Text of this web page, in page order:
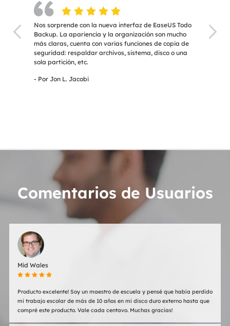
     
Nos sorprende con la nueva interfaz de EaseUS Todo
Backup. La apariencia y la organización son mucho
más claras, cuenta con varias funciones de copia de
seguridad: respaldar archivos, sistema, disco o una
sola partición, etc.
- Por Jon L. Jacobi
Es
 
Comentarios de Usuarios
Mid Wales
    
Producto excelente! Soy un maestro de escuela y pensé que había perdido
mi trabajo escolar de más de 10 años en mi disco duro externo hasta que
compré este producto. Vale cada centavo. Muchas gracias!